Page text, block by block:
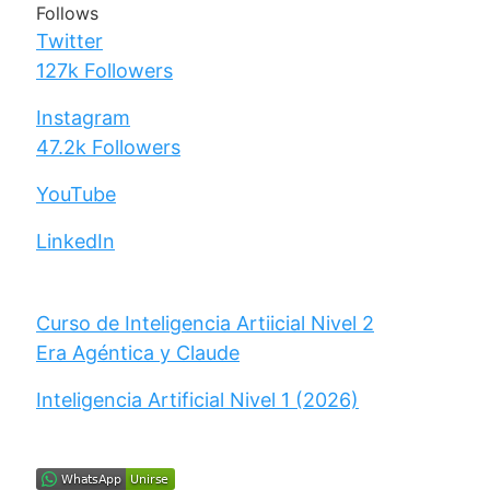
Follows
Twitter
127k Followers
Instagram
47.2k Followers
YouTube
LinkedIn
Curso de Inteligencia Artiicial Nivel 2
Era Agéntica y Claude
Inteligencia Artificial Nivel 1 (2026)